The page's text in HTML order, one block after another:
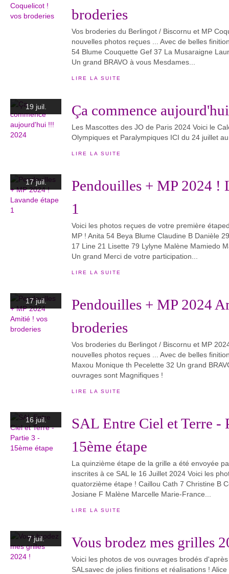
broderies
Vos broderies du Berlingot / Biscornu et MP
nouvelles photos reçues ... Avec de belles
54 Blume Couquette Gef 37 La Musaraigne
Un grand BRAVO à vous Mesdames...
LIRE LA SUITE
19 juil. Ça commence
Les Mascottes des JO de Paris 2024 Voici le
Olympiques et Paralympiques ICI du 24 juillet
LIRE LA SUITE
17 juil.
Pendouilles + MP 2024 !
1
Voici les photos reçues de votre première
MP ! Anita 54 Beya Blume Claudine B Danièle
17 Line 21 Lisette 79 Lylyne Malène Mamiedo
Un grand Merci de votre participation...
LIRE LA SUITE
17 juil.
Pendouilles + MP 2024
broderies
Vos broderies du Berlingot / Biscornu et MP
nouvelles photos reçues ... Avec de belles
Maxou Monique th Pecelette 32 Un grand
ouvrages sont Magnifiques !
LIRE LA SUITE
16 juil.
SAL Entre Ciel et Terre -
15ème étape
La quinzième étape de la grille a été envoyée
inscrites à ce SAL le 16 Juillet 2024 Voici les
quatorzième étape ! Caillou Cath 7 Christine B
Josiane F Malène Marcelle Marie-France...
LIRE LA SUITE
7 juil. Vous brodez mes grilles
Voici les photos de vos ouvrages brodés
SALsavec de jolies finitions et réalisations !